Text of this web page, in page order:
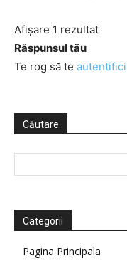
Afișare 1 rezultat
Răspunsul tău
Te rog să te autentifici
Căutare
Categorii
Pagina Principala